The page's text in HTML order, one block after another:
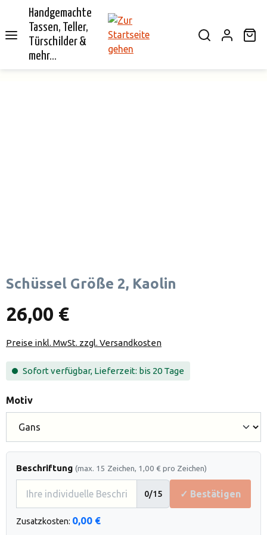
springen
Handgemachte
Tassen, Teller,
Türschilder &
mehr...
Schüssel Größe 2, Kaolin
26,00 €
Preise inkl. MwSt. zzgl. Versandkosten
Sofort verfügbar, Lieferzeit: bis 20 Tage
Motivauswählen
Beschriftung (max. 15 Zeichen, 1,00 € pro Zeichen)
0/15 ✓ Bestätigen
Zusatzkosten: 0,00 €